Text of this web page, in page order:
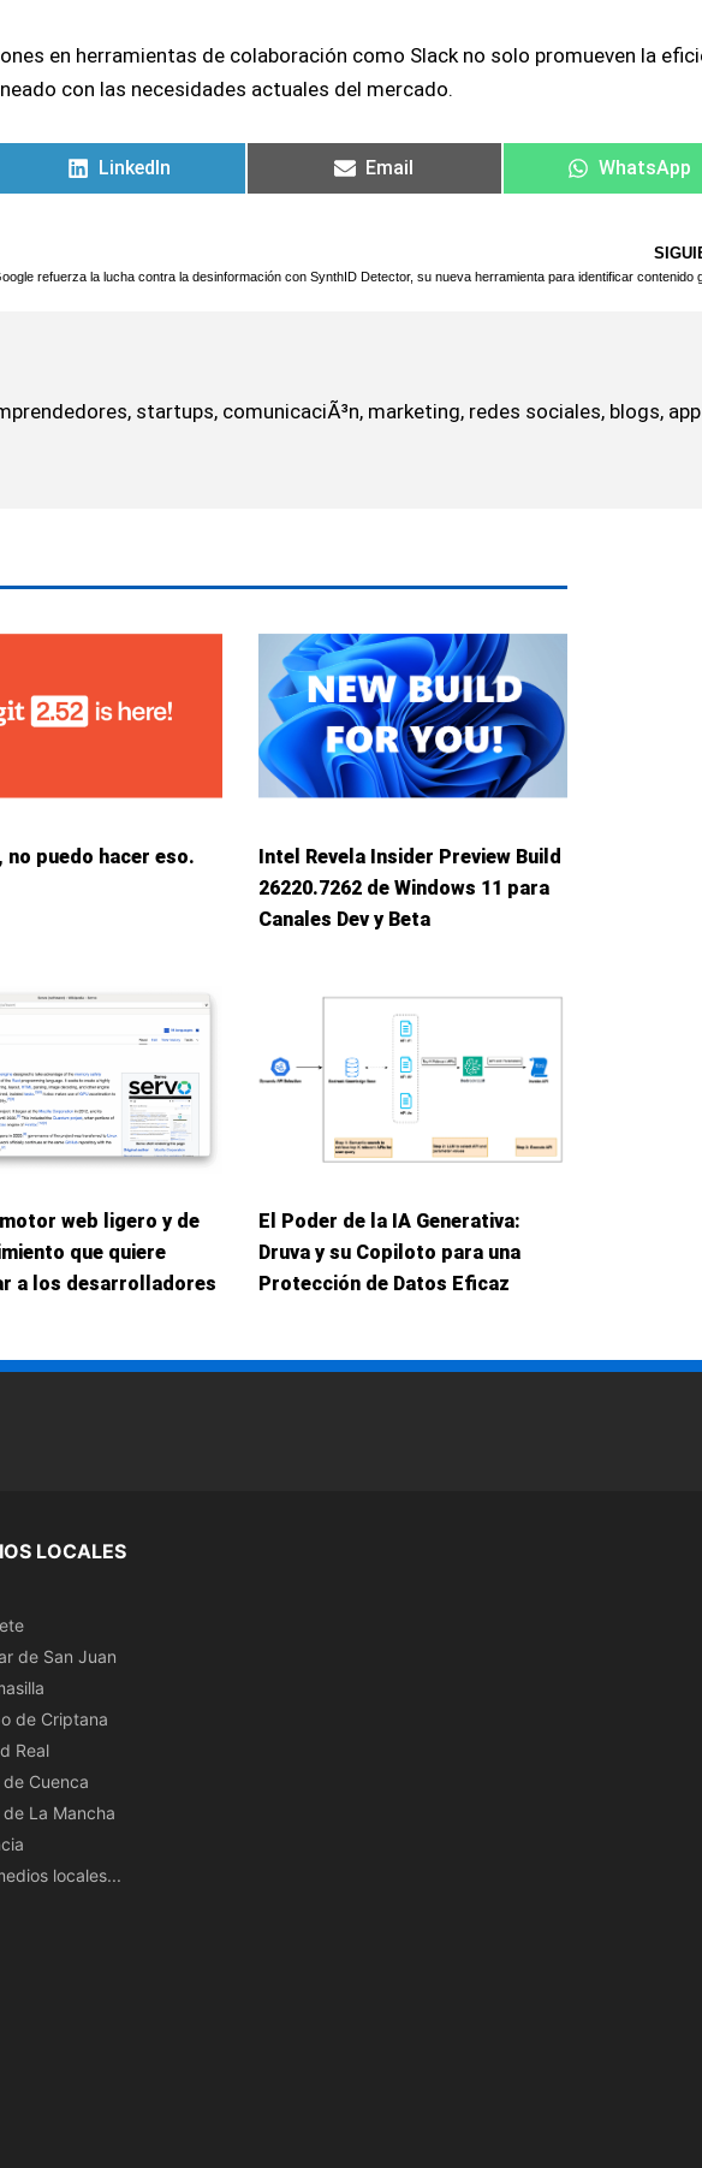
en herramientas de colaboración como Slack no solo promueven la
con las necesidades actuales del mercado.
LinkedIn Email WhatsApp
startups, comunicaciÃ³n, marketing, redes sociales, blogs,
no puedo hacer eso.
Intel Revela Insider Preview Build
26220.7262 de Windows 11 para
Canales Dev y Beta
web ligero y de
que quiere
a los desarrolladores
El Poder de la IA Generativa:
Druva y su Copiloto para una
Protección de Datos Eficaz
LOCALES
de San Juan
de Criptana
Real
de Cuenca
de La Mancha
locales...